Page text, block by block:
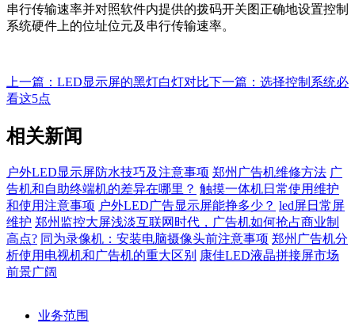
串行传输速率并对照软件内提供的拨码开关图正确地设置控制
系统硬件上的位址位元及串行传输速率。
上一篇：LED显示屏的黑灯白灯对比下一篇：选择控制系统必
看这5点
相关新闻
户外LED显示屏防水技巧及注意事项 郑州广告机维修方法 广
告机和自助终端机的差异在哪里？ 触摸一体机日常使用维护
和使用注意事项 户外LED广告显示屏能挣多少？ led屏日常屏
维护 郑州监控大屏浅淡互联网时代，广告机如何抢占商业制
高点? 同为录像机：安装电脑摄像头前注意事项 郑州广告机分
析使用电视机和广告机的重大区别 康佳LED液晶拼接屏市场
前景广阔
业务范围